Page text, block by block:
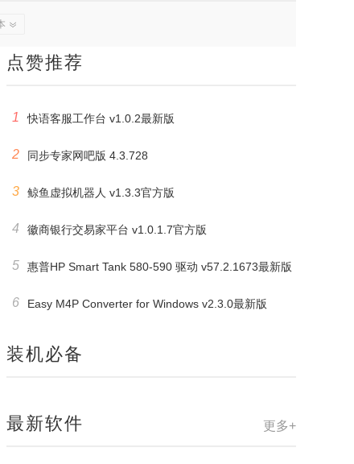
点赞推荐
1 快语客服工作台 v1.0.2最新版
2 同步专家网吧版 4.3.728
3 鲸鱼虚拟机器人 v1.3.3官方版
4 徽商银行交易家平台 v1.0.1.7官方版
5 惠普HP Smart Tank 580-590 驱动 v57.2.1673最新版
6 Easy M4P Converter for Windows v2.3.0最新版
装机必备
更多+
最新软件